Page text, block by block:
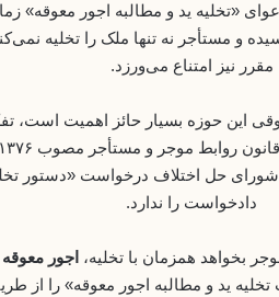
«تخلیه ید و مطالبه اجور
و مستأجر نه تنها ملک را تخلیه
مقرر نیز امتناع می‌ورزد.
این حوزه بسیار حائز اهمیت است،
شورای حل اختلاف درخواست «دستور
دادخواست را ندارد.
بخواهد همزمان با تخلیه، اجور
تخلیه ید و مطالبه اجور معوقه» را از